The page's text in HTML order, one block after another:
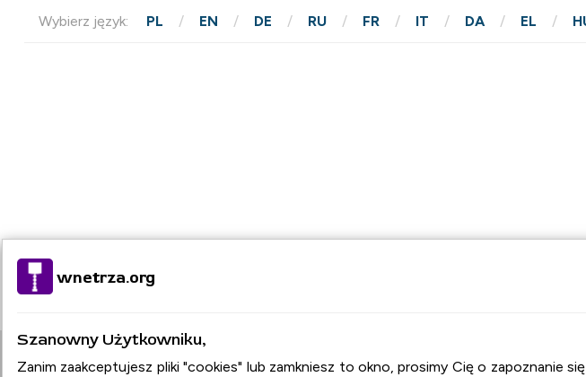
wnetrza.org
Szanowny Użytkowniku,
Zanim zaakceptujesz pliki "cookies" lub zamkniesz to okno, prosimy Cię o zapoznanie
Wybierz język: PL EN DE RU FR IT DA EL
STRONA GŁÓWNA